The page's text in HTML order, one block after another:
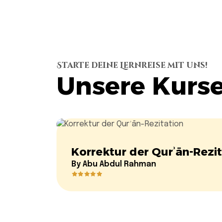
Starte deine Lernreise mit uns!
Unsere
Korrektur der Qurʾān-
By Abu Abdul Rahman